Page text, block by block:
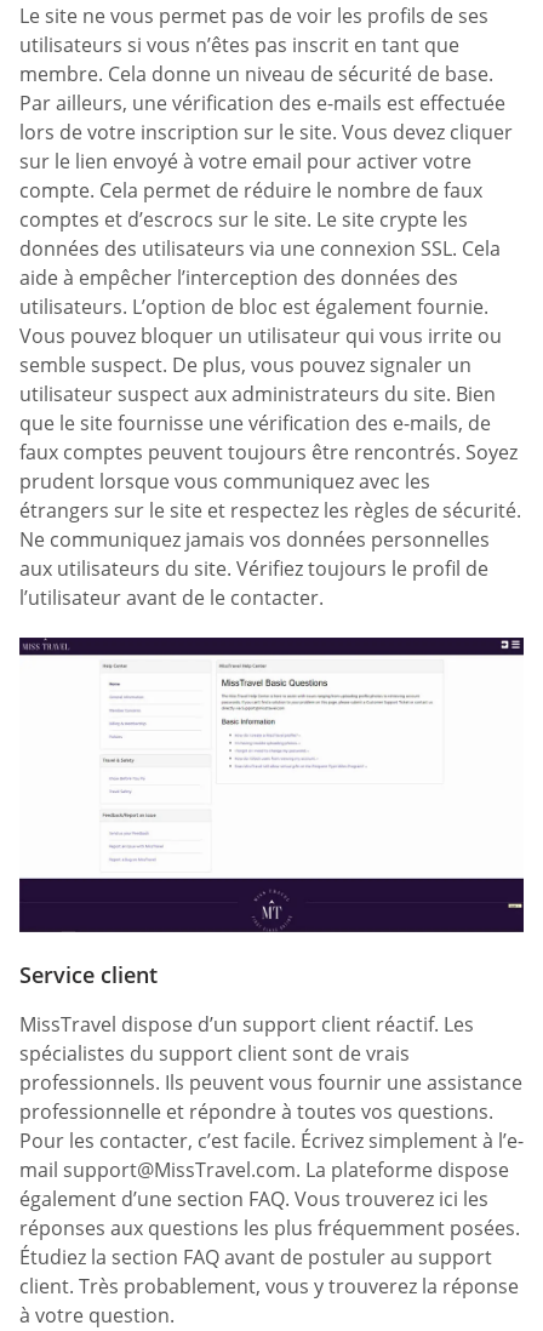
Le site ne vous permet pas de voir les profils de ses
utilisateurs si vous n’êtes pas inscrit en tant que
membre. Cela donne un niveau de sécurité de base.
Par ailleurs, une vérification des e-mails est effectuée
lors de votre inscription sur le site. Vous devez cliquer
sur le lien envoyé à votre email pour activer votre
compte. Cela permet de réduire le nombre de faux
comptes et d’escrocs sur le site. Le site crypte les
données des utilisateurs via une connexion SSL. Cela
aide à empêcher l’interception des données des
utilisateurs. L’option de bloc est également fournie.
Vous pouvez bloquer un utilisateur qui vous irrite ou
semble suspect. De plus, vous pouvez signaler un
utilisateur suspect aux administrateurs du site. Bien
que le site fournisse une vérification des e-mails, de
faux comptes peuvent toujours être rencontrés. Soyez
prudent lorsque vous communiquez avec les
étrangers sur le site et respectez les règles de sécurité.
Ne communiquez jamais vos données personnelles
aux utilisateurs du site. Vérifiez toujours le profil de
l’utilisateur avant de le contacter.
Service client
MissTravel dispose d’un support client réactif. Les
spécialistes du support client sont de vrais
professionnels. Ils peuvent vous fournir une assistance
professionnelle et répondre à toutes vos questions.
Pour les contacter, c’est facile. Écrivez simplement à l’e-
mail support@MissTravel.com. La plateforme dispose
également d’une section FAQ. Vous trouverez ici les
réponses aux questions les plus fréquemment posées.
Étudiez la section FAQ avant de postuler au support
client. Très probablement, vous y trouverez la réponse
à votre question.